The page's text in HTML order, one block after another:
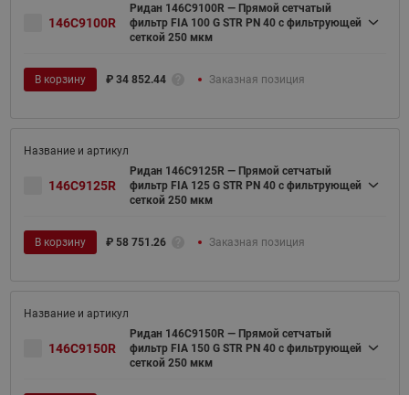
146C9100R
Ридан 146C9100R — Прямой сетчатый
фильтр FIA 100 G STR PN 40 c фильтрующей
сеткой 250 мкм
В корзину ₽ 34 852.44 Заказная позиция
146C9125R
Ридан 146C9125R — Прямой сетчатый
фильтр FIA 125 G STR PN 40 c фильтрующей
сеткой 250 мкм
В корзину ₽ 58 751.26 Заказная позиция
146C9150R
Ридан 146C9150R — Прямой сетчатый
фильтр FIA 150 G STR PN 40 c фильтрующей
сеткой 250 мкм